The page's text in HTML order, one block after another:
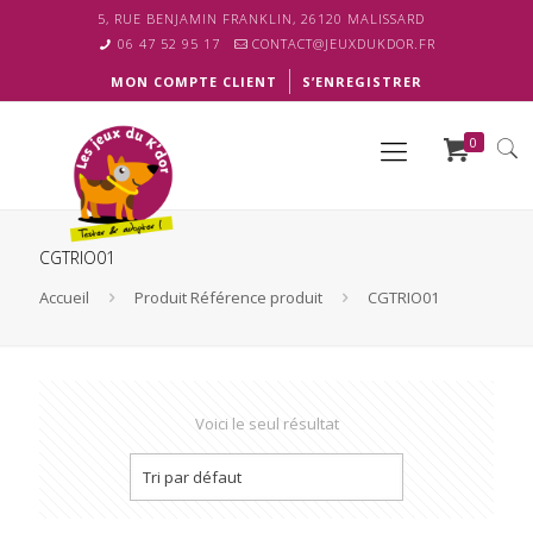
5, RUE BENJAMIN FRANKLIN, 26120 MALISSARD
06 47 52 95 17
CONTACT@JEUXDUKDOR.FR
MON COMPTE CLIENT S’ENREGISTRER
0
CGTRIO01
Accueil Produit Référence produit CGTRIO01
Voici le seul résultat